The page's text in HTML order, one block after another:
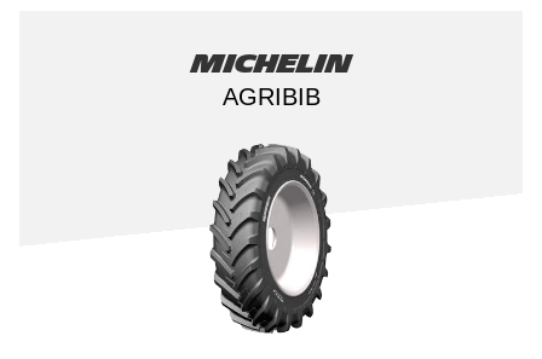
Michelin
AGRIBIB